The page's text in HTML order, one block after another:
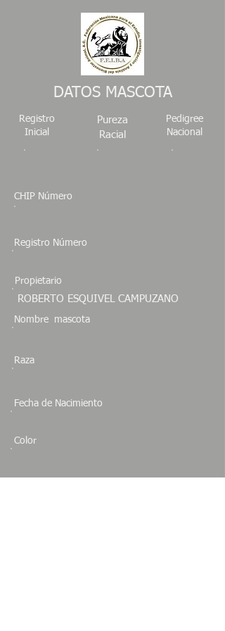
DATOS MASCOTA
Registro
Inicial
Pureza
Racial
Pedigree
Nacional
CHIP Número
Registro Número
Propietario
ROBERTO ESQUIVEL CAMPUZANO
Nombre mascota
Raza
Fecha de Nacimiento
Color